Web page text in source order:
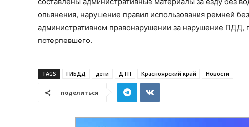
опьянения, нарушение правил использования ремней
административном правонарушении за нарушение
потерпевшего.
TAGS ГИБДД дети ДТП Красноярский край Новости
поделиться